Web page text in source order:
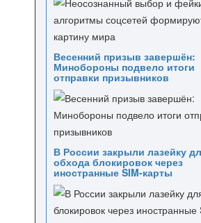
Весенний призыв завершён:
Минобороны подвело итоги
отправки призывников
В России закрыли лазейку
обхода блокировок через
иностранные SIM-карты